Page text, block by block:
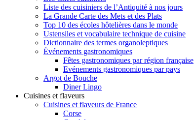
Liste des cuisiniers de l’Antiquité à nos jours
La Grande Carte des Mets et des Plats
Top 10 des écoles hôtelières dans le monde
Ustensiles et vocabulaire technique de cuisine
Dictionnaire des termes organoleptiques
Événements gastronomiques
Fêtes gastronomiques par région française
Evénements gastronomiques par pays
Argot de Bouche
Diner Lingo
Cuisines et flaveurs
Cuisines et flaveurs de France
Corse